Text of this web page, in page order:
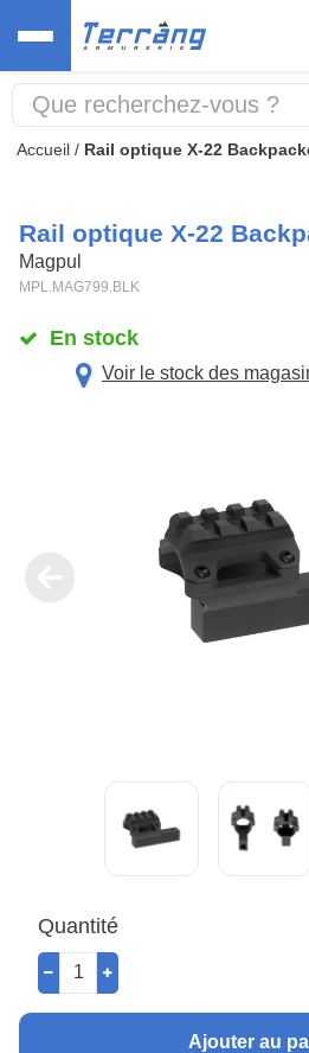
Accueil / Rail optique X-22
Rail optique X-22
Magpul
MPL.MAG799.BLK
En stock
Voir le stock des
Quantité
Ajouter au